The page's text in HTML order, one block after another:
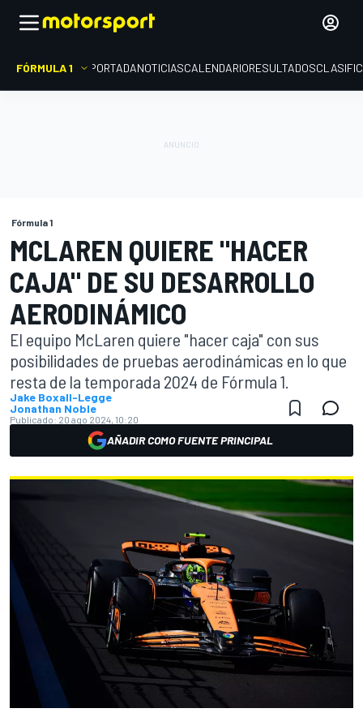
FÓRMULA 1 PORTADANOTICIASCALENDARIORESULTADOS
Fórmula 1
MCLAREN QUIERE "HACER
CAJA" DE SU DESARROLLO
AERODINÁMICO
El equipo McLaren quiere "hacer caja" con sus
posibilidades de pruebas aerodinámicas en lo que
resta de la temporada 2024 de Fórmula 1.
Jake Boxall-Legge
Jonathan Noble
Publicado: 20 ago 2024, 10:20
AÑADIR COMO FUENTE PRINCIPAL